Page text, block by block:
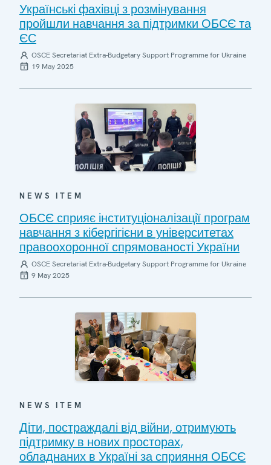
Українські фахівці з розмінування
пройшли навчання за підтримки ОБСЄ та
ЄС
OSCE Secretariat Extra-Budgetary Support Programme for Ukraine
19 May 2025
NEWS ITEM
ОБСЄ сприяє інституціоналізації програм
навчання з кібергігієни в університетах
правоохоронної спрямованості України
OSCE Secretariat Extra-Budgetary Support Programme for Ukraine
9 May 2025
NEWS ITEM
Діти, постраждалі від війни, отримують
підтримку в нових просторах,
обладнаних в Україні за сприяння ОБСЄ